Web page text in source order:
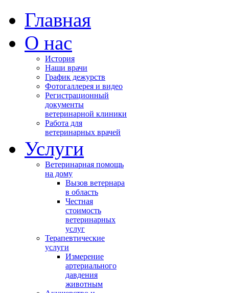
Главная
О нас
История
Наши врачи
График дежурств
Фотогаллерея и видео
Регистрационный
документы
ветеринарной клиники
Работа для
ветеринарных врачей
Услуги
Ветеринарная помощь
на дому
Вызов ветернара
в область
Честная
стоимость
ветеринарных
услуг
Терапевтические
услуги
Измерение
артериального
давдения
животным